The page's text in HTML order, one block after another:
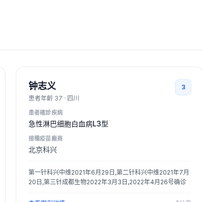
钟志义
患者年齡 37 · 四川
3
患者確診疾病
急性淋巴细胞白血病L3型
接種疫苗廠商
北京科兴
第一针科兴中维2021年6月29日,第二针科兴中维2021年7月
20日,第三针成都生物2022年3月3日,2022年4月26号确诊